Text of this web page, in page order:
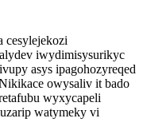
cesylejekozi
iwydimisysurikyc
asys ipagohozyreqed
owysaliv it bado
wyxycapeli
watymeky vi